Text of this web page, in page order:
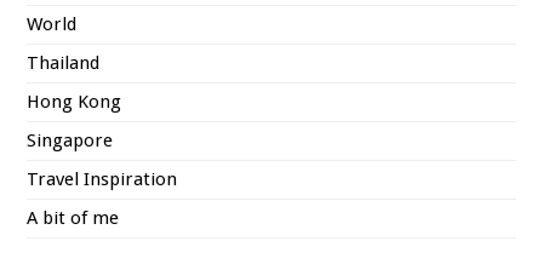
World
Thailand
Hong Kong
Singapore
Travel Inspiration
A bit of me